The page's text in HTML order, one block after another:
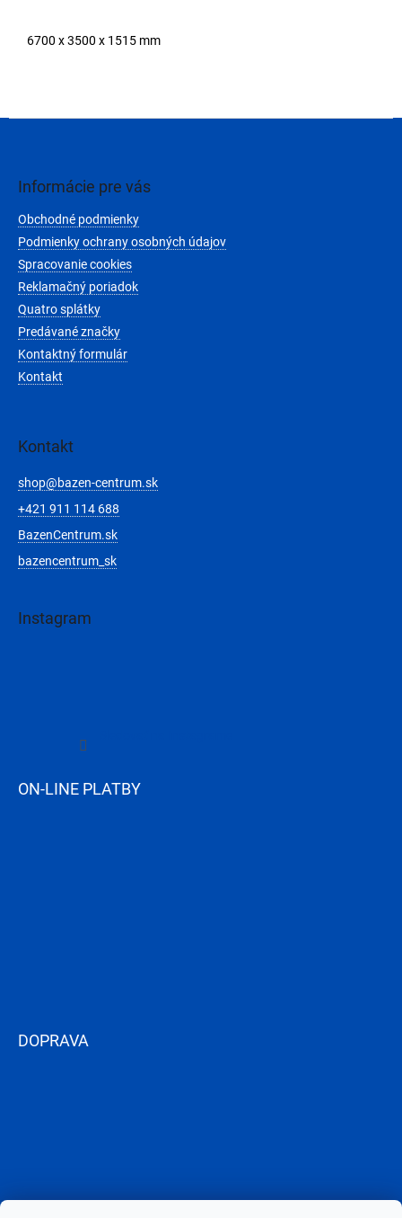
6700 x 3500 x 1515 mm
Informácie pre vás
Obchodné podmienky
Podmienky ochrany osobných údajov
Spracovanie cookies
Reklamačný poriadok
Quatro splátky
Predávané značky
Kontaktný formulár
Kontakt
Kontakt
shop@bazen-centrum.sk
+421 911 114 688
BazenCentrum.sk
bazencentrum_sk
Instagram
ON-LINE PLATBY
DOPRAVA